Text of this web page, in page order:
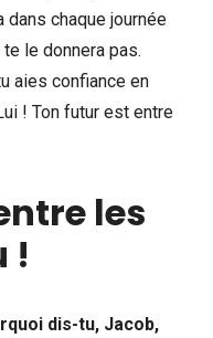
dans chaque journée
le donnera pas.
aies confiance en
! Ton futur est entre
les
!
dis-tu, Jacob,